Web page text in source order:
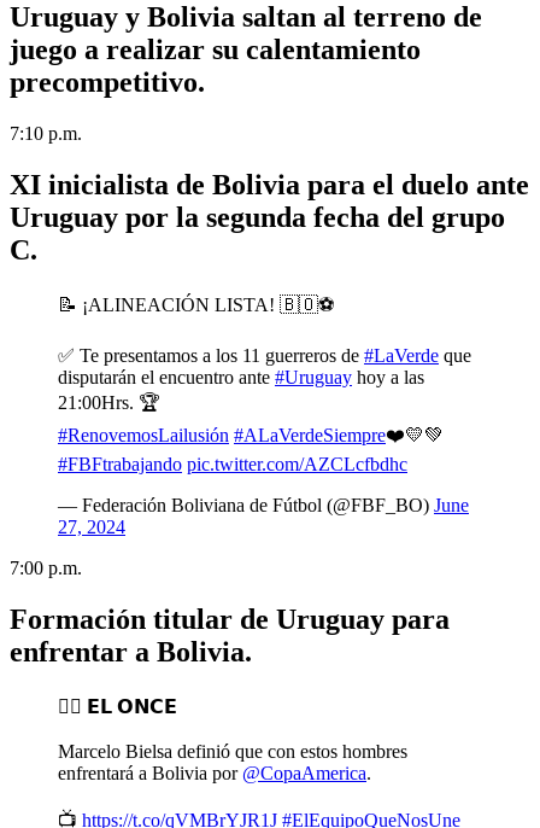
Uruguay y Bolivia saltan al terreno de
juego a realizar su calentamiento
precompetitivo.
7:10 p.m.
XI inicialista de Bolivia para el duelo ante
Uruguay por la segunda fecha del grupo
C.
📝 ¡ALINEACIÓN LISTA! 🇧🇴⚽️
✅ Te presentamos a los 11 guerreros de #LaVerde que
disputarán el encuentro ante #Uruguay hoy a las
21:00Hrs. 🏆
#RenovemosLailusión #ALaVerdeSiempre❤️💛💚
#FBFtrabajando pic.twitter.com/AZCLcfbdhc
— Federación Boliviana de Fútbol (@FBF_BO) June
27, 2024
7:00 p.m.
Formación titular de Uruguay para
enfrentar a Bolivia.
✍🏼 𝗘𝗟 𝗢𝗡𝗖𝗘
Marcelo Bielsa definió que con estos hombres
enfrentará a Bolivia por @CopaAmerica.
📺 https://t.co/qVMBrYJR1J #ElEquipoQueNosUne